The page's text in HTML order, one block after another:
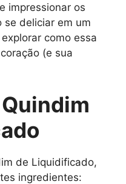
impressionar os
se deliciar em um
como essa
(e sua
Quindim
de Liquidificado,
ingredientes: